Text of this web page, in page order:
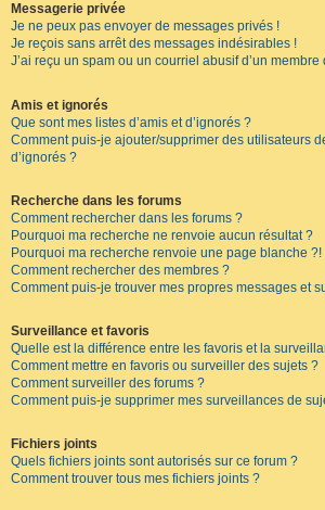
Messagerie privée
Je ne peux pas envoyer de messages privés !
Je reçois sans arrêt des messages indésirables !
J’ai reçu un spam ou un courriel abusif d’un membre
Amis et ignorés
Que sont mes listes d’amis et d’ignorés ?
Comment puis-je ajouter/supprimer des utilisateurs
d’ignorés ?
Recherche dans les forums
Comment rechercher dans les forums ?
Pourquoi ma recherche ne renvoie aucun résultat ?
Pourquoi ma recherche renvoie une page blanche ?!
Comment rechercher des membres ?
Comment puis-je trouver mes propres messages et
Surveillance et favoris
Quelle est la différence entre les favoris et la
Comment mettre en favoris ou surveiller des sujets ?
Comment surveiller des forums ?
Comment puis-je supprimer mes surveillances de
Fichiers joints
Quels fichiers joints sont autorisés sur ce forum ?
Comment trouver tous mes fichiers joints ?